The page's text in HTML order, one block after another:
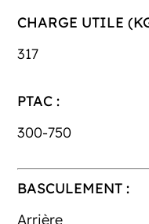
CHARGE UTILE
317
PTAC :
300-750
BASCULEMENT :
Arrière